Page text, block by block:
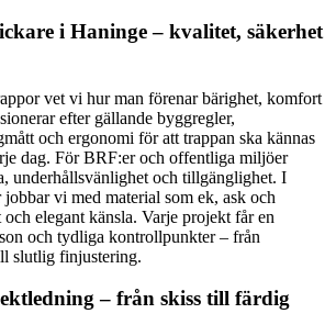
i Haninge – kvalitet, säkerhet
vet vi hur man förenar bärighet, komfort
efter gällande byggregler,
och ergonomi för att trappan ska kännas
dag. För BRF:er och offentliga miljöer
underhållsvänlighet och tillgänglighet. I
vi med material som ek, ask och
elegant känsla. Varje projekt får en
och tydliga kontrollpunkter – från
slutlig finjustering.
– från skiss till färdig